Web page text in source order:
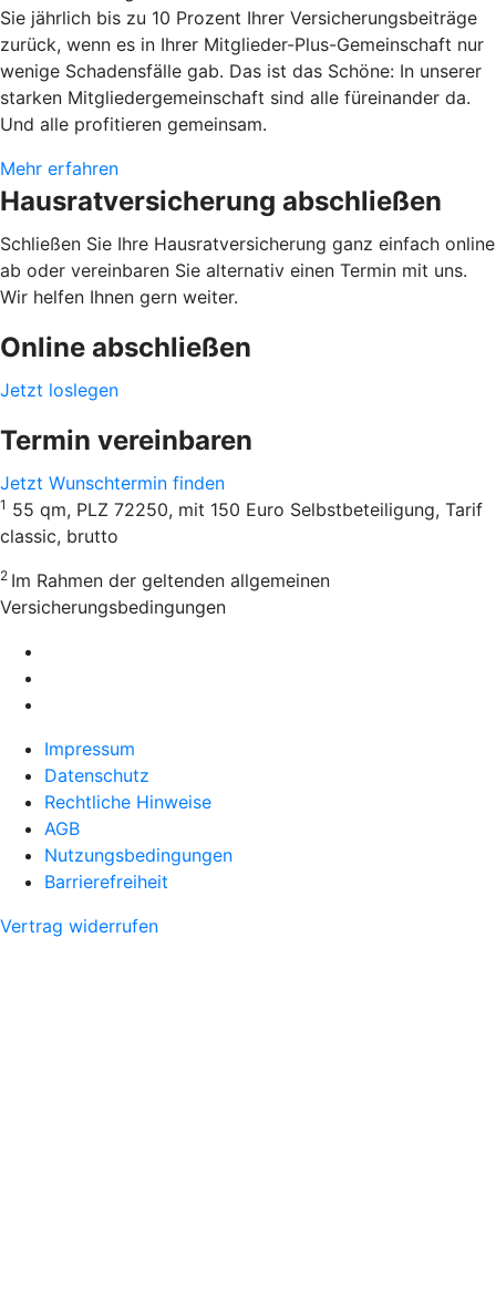
Sie jährlich bis zu 10 Prozent Ihrer Versicherungsbeiträge
zurück, wenn es in Ihrer Mitglieder-Plus-Gemeinschaft nur
wenige Schadensfälle gab. Das ist das Schöne: In unserer
starken Mitgliedergemeinschaft sind alle füreinander da.
Und alle profitieren gemeinsam.
Mehr erfahren
Hausratversicherung abschließen
Schließen Sie Ihre Hausratversicherung ganz einfach online
ab oder vereinbaren Sie alternativ einen Termin mit uns.
Wir helfen Ihnen gern weiter.
Online abschließen
Jetzt loslegen
Termin vereinbaren
Jetzt Wunschtermin finden
1 55 qm, PLZ 72250, mit 150 Euro Selbstbeteiligung, Tarif
classic, brutto
2 Im Rahmen der geltenden allgemeinen
Versicherungsbedingungen
Impressum
Datenschutz
Rechtliche Hinweise
AGB
Nutzungsbedingungen
Barrierefreiheit
Vertrag widerrufen